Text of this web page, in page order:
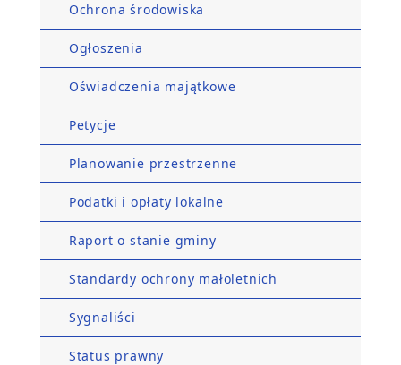
Ochrona środowiska
Ogłoszenia
Oświadczenia majątkowe
Petycje
Planowanie przestrzenne
Podatki i opłaty lokalne
Raport o stanie gminy
Standardy ochrony małoletnich
Sygnaliści
Status prawny